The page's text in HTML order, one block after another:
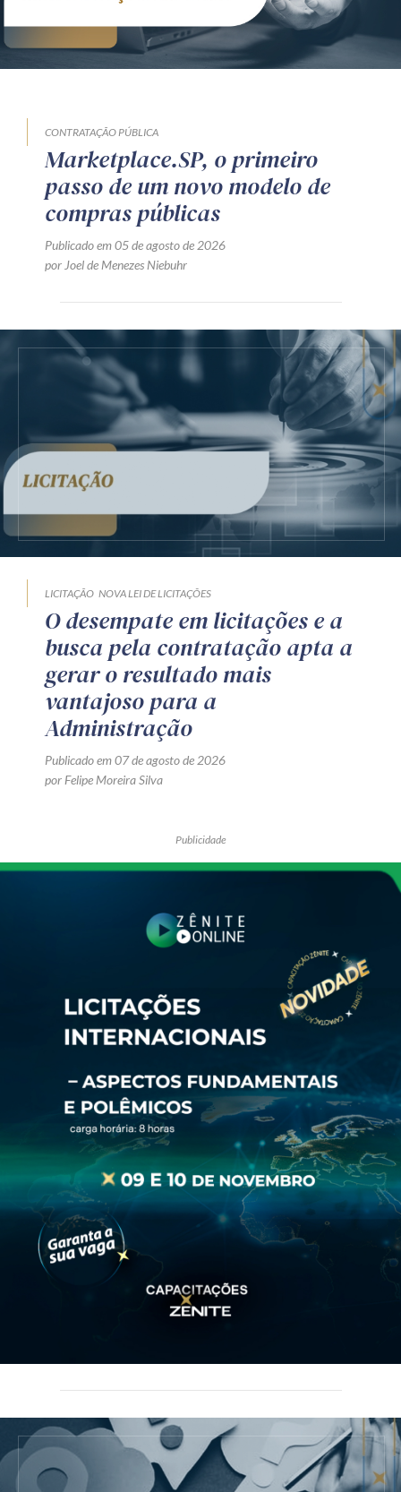
CONTRATAÇÃO PÚBLICA
Marketplace.SP, o primeiro
passo de um novo modelo de
compras públicas
Publicado em 05 de agosto de 2026
por Joel de Menezes Niebuhr
LICITAÇÃO NOVA LEI DE LICITAÇÕES
O desempate em licitações e a
busca pela contratação apta a
gerar o resultado mais
vantajoso para a
Administração
Publicado em 07 de agosto de 2026
por Felipe Moreira Silva
Publicidade